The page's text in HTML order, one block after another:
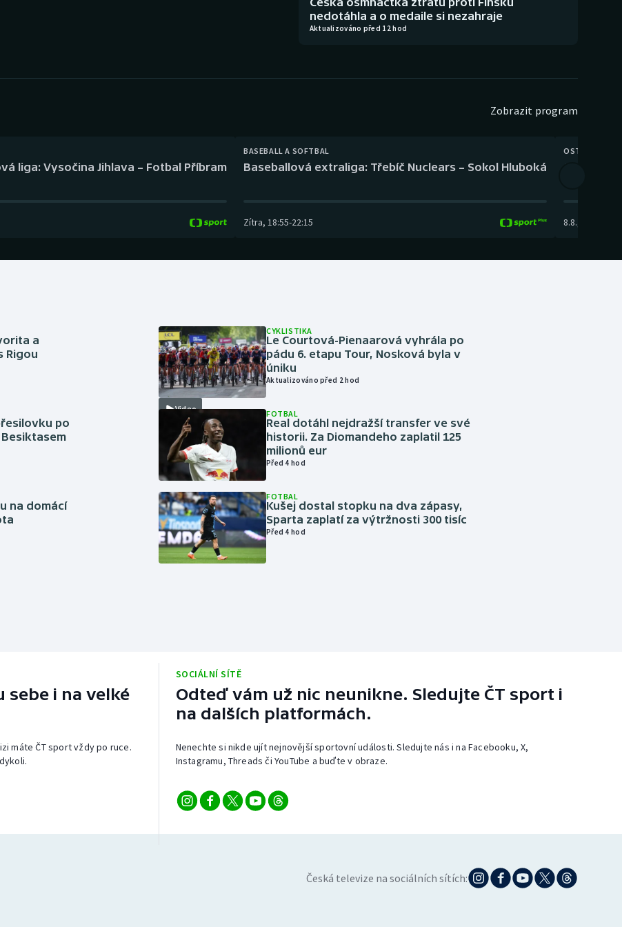
Plážový volejbal
nedotáhla a o medaile si nezahraje
Aktualizováno před 12 hod
Zobrazit program
liga: Vysočina Jihlava – Fotbal Příbram
BASEBALL A SOFTBAL
Baseballová extraliga: Třebíč Nuclears – Sokol Hluboká
Zítra, 18:55-22:15
OSTATNÍ
8.8.
a
Rigou
po
na domácí
Video
CYKLISTIKA
Le Courtová-Pienaarová vyhrála po
pádu 6. etapu Tour, Nosková byla v
úniku
Aktualizováno před 2 hod
FOTBAL
Real dotáhl nejdražší transfer ve své
historii. Za Diomandeho zaplatil 125
milionů eur
Před 4 hod
FOTBAL
Kušej dostal stopku na dva zápasy,
Sparta zaplatí za výtržnosti 300 tisíc
Před 4 hod
sebe i na velké
máte ČT sport vždy po ruce.
SOCIÁLNÍ SÍTĚ
Odteď vám už nic neunikne. Sledujte ČT sport i
na dalších platformách.
Nenechte si nikde ujít nejnovější sportovní události. Sledujte nás i na Facebooku, X,
Instagramu, Threads či YouTube a buďte v obraze.
Česká televize na sociálních sítích: